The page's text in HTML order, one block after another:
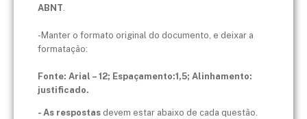
ABNT
-Manter o formato original do documento, e deixar a
formatação:
Fonte: Arial – 12; Espaçamento:1,5; Alinhamento:
justificado.
- As respostas devem estar abaixo de cada questão.